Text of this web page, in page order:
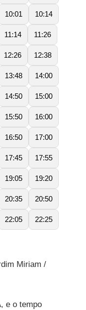
10:01 10:14
11:14 11:26
12:26 12:38
13:48 14:00
14:50 15:00
15:50 16:00
16:50 17:00
17:45 17:55
19:05 19:20
20:35 20:50
22:05 22:25
Miriam /
e o tempo